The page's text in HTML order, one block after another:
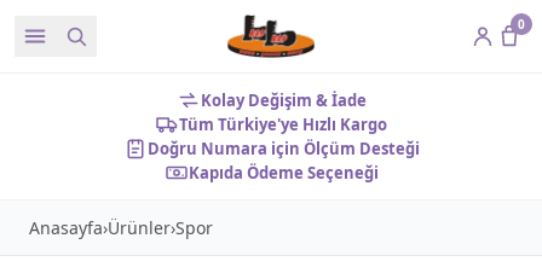
0
Kolay Değişim & İade
Tüm Türkiye'ye Hızlı Kargo
Doğru Numara için Ölçüm Desteği
Kapıda Ödeme Seçeneği
Anasayfa›Ürünler›Spor